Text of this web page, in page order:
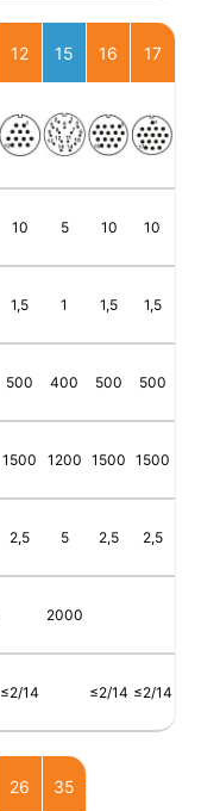
12
10
1,5
500
1500
2,5
≤2/14
15
5
1
400
1200
5
2000
16
10
1,5
500
1500
2,5
≤2/14
17
10
1,5
500
1500
2,5
≤2/14
26 35